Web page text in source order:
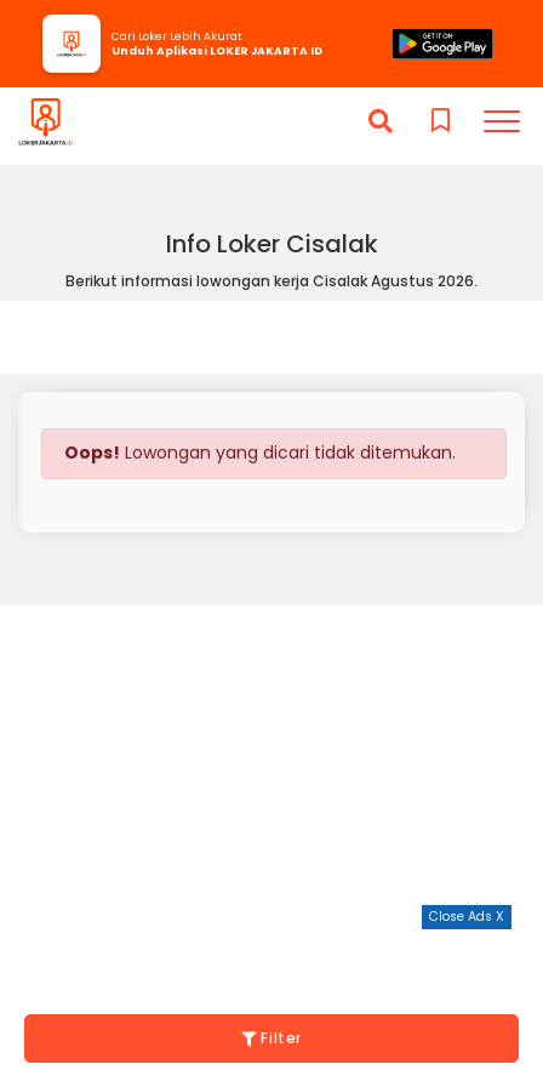
Info Loker Cisalak
Berikut informasi lowongan kerja Cisalak Agustus 2026.
Cari Loker Lebih Akurat
Unduh Aplikasi LOKER JAKARTA ID
Oops! Lowongan yang dicari tidak ditemukan.
Close Ads X
Filter